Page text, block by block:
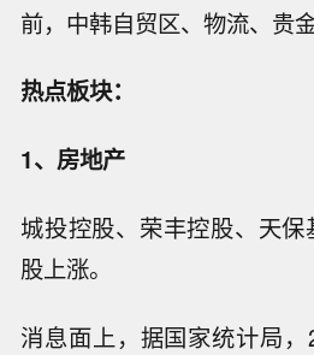
前，中韩自贸区、物流、贵
热点板块：
1、房地产
城投控股、荣丰控股、天
股上涨。
消息面上，据国家统计局